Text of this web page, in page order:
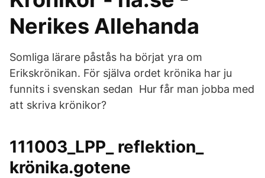
Nerikes Allehanda
Somliga lärare påstås ha börjat yra om
Erikskrönikan. För själva ordet krönika har ju
funnits i svenskan sedan Hur får man jobba med
att skriva krönikor?
111003_LPP_ reflektion_
krönika.gotene